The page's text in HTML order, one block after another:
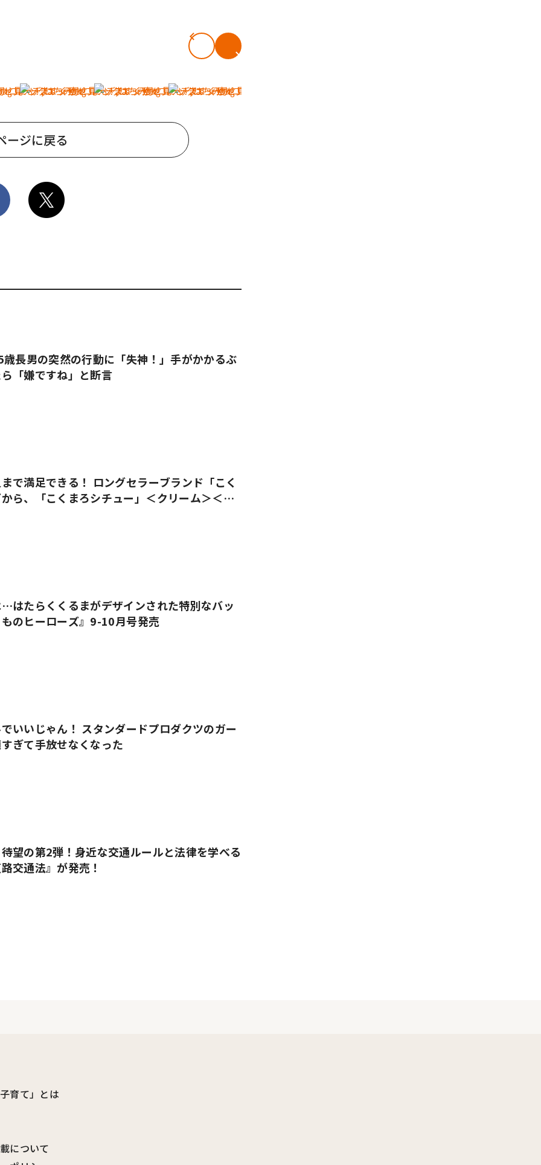
ージに戻る
長男の突然の行動に「失神！」手がかかるぶ
「嫌ですね」と断言
で満足できる！ ロングセラーブランド「こく
ら、「こくまろシチュー」＜クリーム＞＜ビ
はたらくくるまがデザインされた特別なバッ
のヒーローズ』9-10月号発売
いいじゃん！ スタンダードプロダクツのガー
ぎて手放せなくなった
望の第2弾！身近な交通ルールと法律を学べる
交通法』が発売！
育て」とは
について